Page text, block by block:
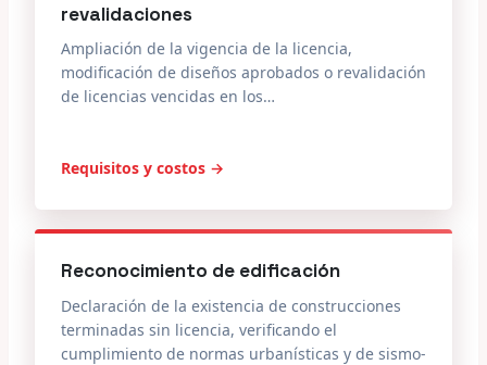
revalidaciones
Ampliación de la vigencia de la licencia,
modificación de diseños aprobados o revalidación
de licencias vencidas en los…
Requisitos y costos →
Reconocimiento de edificación
Declaración de la existencia de construcciones
terminadas sin licencia, verificando el
cumplimiento de normas urbanísticas y de sismo-